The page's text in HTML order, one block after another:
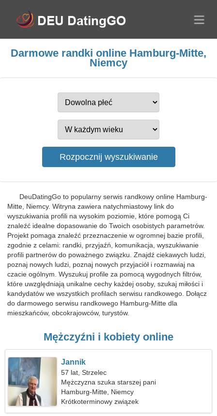
Darmowe randki online Hamburg-Mitte,
Niemcy
DeuDatingGo to popularny serwis randkowy online Hamburg-
Mitte, Niemcy. Witryna zawiera natychmiastowy link do
wyszukiwania profili na wysokim poziomie, które pomogą Ci
znaleźć idealne dopasowanie do Twoich osobistych parametrów.
Projekt pomaga znaleźć przeznaczenie w ogromnej bazie profili,
zgodnie z celami: randki, przyjaźń, komunikacja, wyszukiwanie
profili partnerów do poważnego związku. Znajdź ciekawych ludzi,
poznaj nowych ludzi, poznaj nowych przyjaciół i rozmawiaj na
czacie ogólnym. Wyszukuj profile za pomocą wygodnych filtrów,
które uwzględniają unikalne cechy każdej osoby, szukaj miłości i
kandydatów we wszystkich profilach serwisu randkowego. Dołącz
do darmowego serwisu randkowego Hamburg-Mitte dla
mieszkańców, obcokrajowców, turystów.
Mężczyźni i kobiety online
Jannik
57 lat, Strzelec
Mężczyzna szuka starszej pani
Hamburg-Mitte, Niemcy
Krótkoterminowy związek